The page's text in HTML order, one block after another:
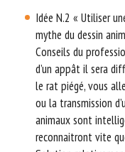
Idée N.2 « Utiliser
mythe du dessin
Conseils du
d’un appât il sera
le rat piégé, vous
ou la transmission
animaux sont
reconnaitront vite